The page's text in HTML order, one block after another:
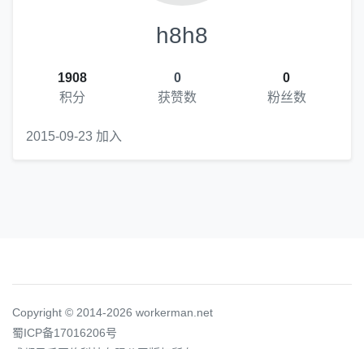
h8h8
1908
积分
0
获赞数
0
粉丝数
2015-09-23 加入
Copyright © 2014-2026 workerman.net
蜀ICP备17016206号